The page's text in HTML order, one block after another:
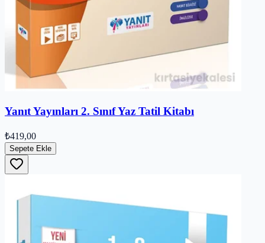
Yanıt Yayınları 2. Sınıf Yaz Tatil Kitabı
₺419,00
Sepete Ekle